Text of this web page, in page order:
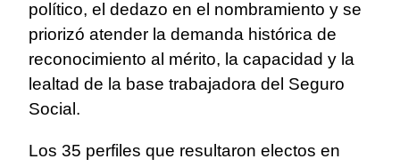
político, el dedazo en el nombramiento y se
priorizó atender la demanda histórica de
reconocimiento al mérito, la capacidad y la
lealtad de la base trabajadora del Seguro
Social.
Los 35 perfiles que resultaron electos en